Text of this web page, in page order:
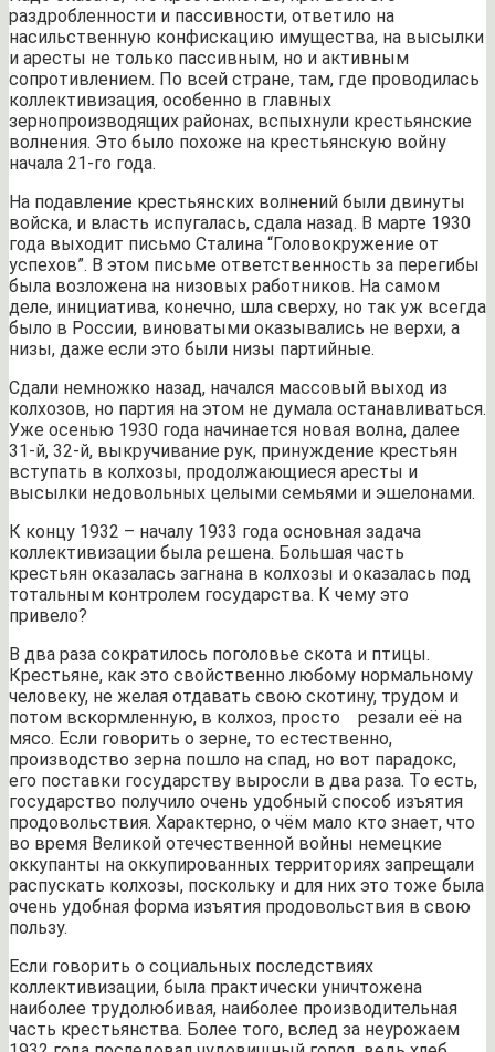
раздробленности и пассивности, ответило на
насильственную конфискацию имущества, на высылки
и аресты не только пассивным, но и активным
сопротивлением. По всей стране, там, где проводилась
коллективизация, особенно в главных
зернопроизводящих районах, вспыхнули крестьянские
волнения. Это было похоже на крестьянскую войну
начала 21-го года.
На подавление крестьянских волнений были двинуты
войска, и власть испугалась, сдала назад. В марте 1930
года выходит письмо Сталина “Головокружение от
успехов”. В этом письме ответственность за перегибы
была возложена на низовых работников. На самом
деле, инициатива, конечно, шла сверху, но так уж всегда
было в России, виноватыми оказывались не верхи, а
низы, даже если это были низы партийные.
Сдали немножко назад, начался массовый выход из
колхозов, но партия на этом не думала останавливаться.
Уже осенью 1930 года начинается новая волна, далее
31-й, 32-й, выкручивание рук, принуждение крестьян
вступать в колхозы, продолжающиеся аресты и
высылки недовольных целыми семьями и эшелонами.
К концу 1932 – началу 1933 года основная задача
коллективизации была решена. Большая часть
крестьян оказалась загнана в колхозы и оказалась под
тотальным контролем государства. К чему это
привело?
В два раза сократилось поголовье скота и птицы.
Крестьяне, как это свойственно любому нормальному
человеку, не желая отдавать свою скотину, трудом и
потом вскормленную, в колхоз, просто резали её на
мясо. Если говорить о зерне, то естественно,
производство зерна пошло на спад, но вот парадокс,
его поставки государству выросли в два раза. То есть,
государство получило очень удобный способ изъятия
продовольствия. Характерно, о чём мало кто знает, что
во время Великой отечественной войны немецкие
оккупанты на оккупированных территориях запрещали
распускать колхозы, поскольку и для них это тоже была
очень удобная форма изъятия продовольствия в свою
пользу.
Если говорить о социальных последствиях
коллективизации, была практически уничтожена
наиболее трудолюбивая, наиболее производительная
часть крестьянства. Более того, вслед за неурожаем